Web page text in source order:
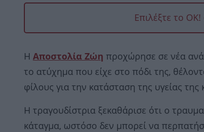
Επιλέξτε το
Η Αποστολία Ζώη προχώρησε σε νέα
το ατύχημα που είχε στο πόδι της,
φίλους για την κατάσταση της υγείας
Η τραγουδίστρια ξεκαθάρισε ότι ο
κάταγμα, ωστόσο δεν μπορεί να